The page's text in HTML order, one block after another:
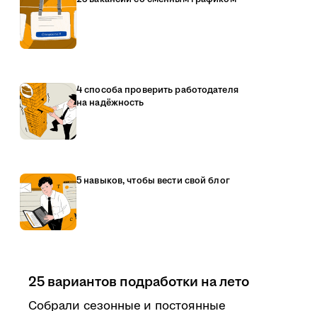
4 способа проверить работодателя
на надёжность
5 навыков, чтобы вести свой блог
25 вариантов подработки на лето
Собрали сезонные и постоянные